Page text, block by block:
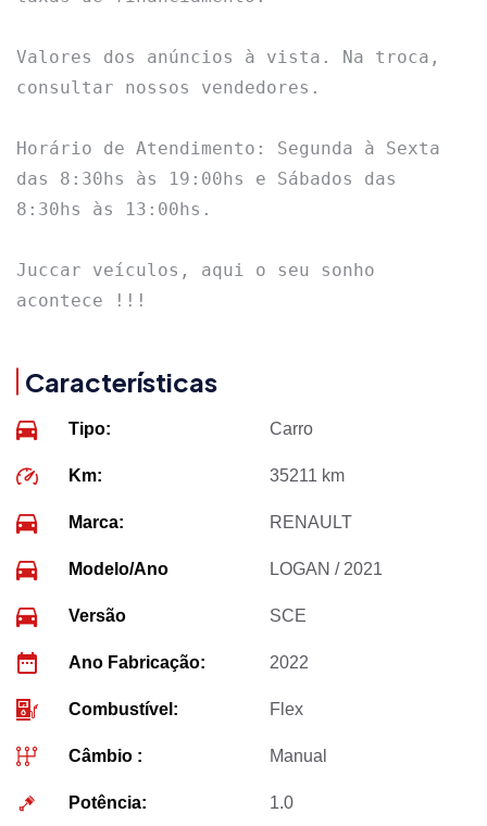
Valores dos anúncios à vista. Na troca,
consultar nossos vendedores.
Horário de Atendimento: Segunda à Sexta
das 8:30hs às 19:00hs e Sábados das
8:30hs às 13:00hs.
Juccar veículos, aqui o seu sonho
acontece !!!
Características
Tipo: Carro
Km: 35211 km
Marca: RENAULT
Modelo/Ano LOGAN / 2021
Versão SCE
Ano Fabricação: 2022
Combustível: Flex
Câmbio : Manual
Potência: 1.0